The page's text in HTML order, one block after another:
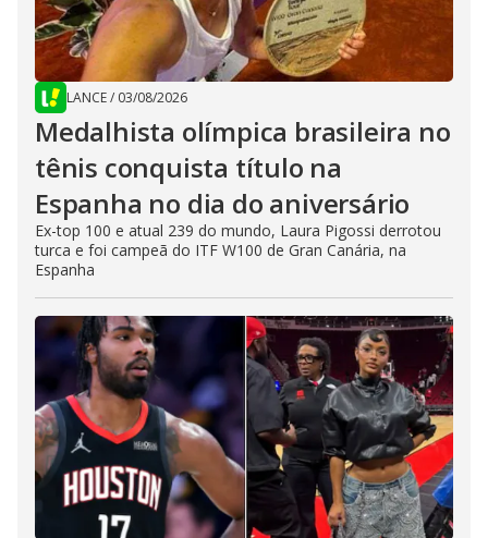
LANCE/ 03/08/2026
Medalhista olímpica brasileira no
tênis conquista título na
Espanha no dia do aniversário
Ex-top 100 e atual 239 do mundo, Laura Pigossi derrotou
turca e foi campeã do ITF W100 de Gran Canária, na
Espanha